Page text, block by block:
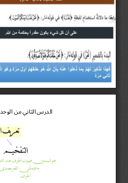
الوحدة الثاني الدر